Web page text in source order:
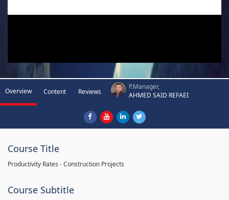
Overview Content Reviews
P.Manager,
AHMED SAID REFAEI
Course Title
Productivity Rates - Construction Projects
Course Subtitle